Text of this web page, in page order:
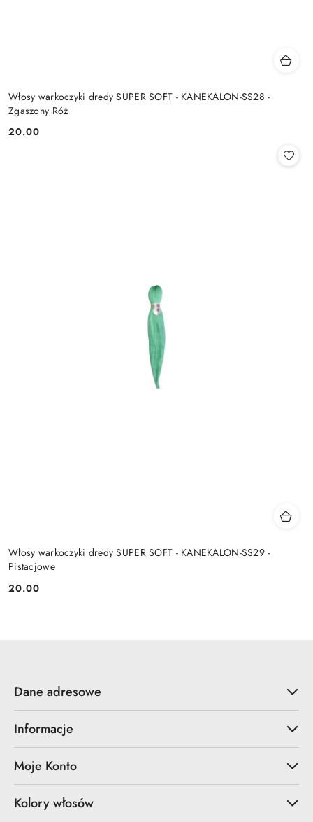
Włosy warkoczyki dredy SUPER SOFT - KANEKALON-SS28 -
Zgaszony Róż
Cena:
20.00
Włosy warkoczyki dredy SUPER SOFT - KANEKALON-SS29 -
Pistacjowe
Cena:
20.00
Dane adresowe
Informacje
Moje Konto
Kolory włosów